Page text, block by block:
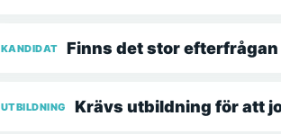
KANDIDAT Finns det stor efterfrågan
UTBILDNING Krävs utbildning för att